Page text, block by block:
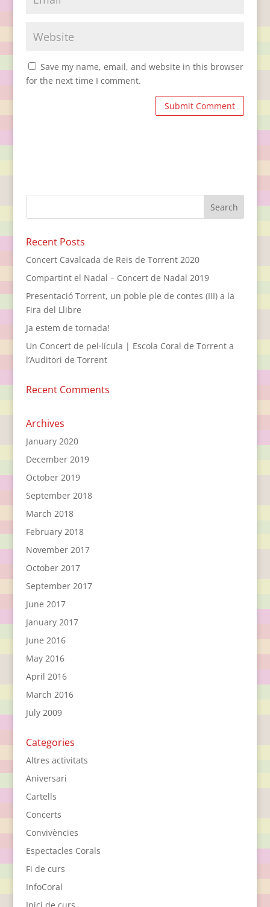
Save my name, email, and website in this browser
for the next time I comment.
Recent Posts
Concert Cavalcada de Reis de Torrent 2020
Compartint el Nadal – Concert de Nadal 2019
Presentació Torrent, un poble ple de contes (III) a la
Fira del Llibre
Ja estem de tornada!
Un Concert de pel·lícula | Escola Coral de Torrent a
l’Auditori de Torrent
Recent Comments
Archives
January 2020
December 2019
October 2019
September 2018
March 2018
February 2018
November 2017
October 2017
September 2017
June 2017
January 2017
June 2016
May 2016
April 2016
March 2016
July 2009
Categories
Altres activitats
Aniversari
Cartells
Concerts
Convivències
Espectacles Corals
Fi de curs
InfoCoral